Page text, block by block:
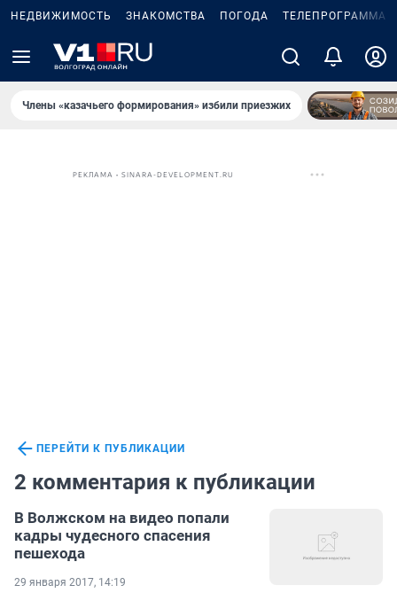
НЕДВИЖИМОСТЬ ЗНАКОМСТВА ПОГОДА ТЕЛЕПРОГРАММА
Члены «казачьего формирования» избили приезжих
РЕКЛАМА • SINARA-DEVELOPMENT.RU
ПЕРЕЙТИ К ПУБЛИКАЦИИ
2 комментария к публикации
В Волжском на видео попали
кадры чудесного спасения
пешехода
29 января 2017, 14:19